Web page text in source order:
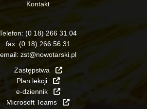
Kontakt
(0 18) 266 31 04
fax: (0 18) 266 56 31
email: zst@nowotarski.pl
Zastępstwa
Plan lekcji
e-dziennik
Microsoft Teams